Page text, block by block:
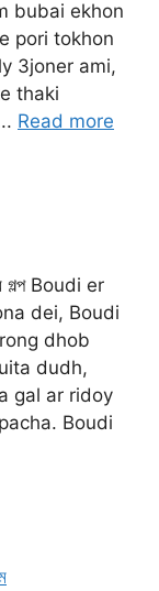
bubai ekhon
pori tokhon
3joner ami,
thaki
Read more
গল্প Boudi er
dei, Boudi
dhob
dudh,
gal ar ridoy
Boudi